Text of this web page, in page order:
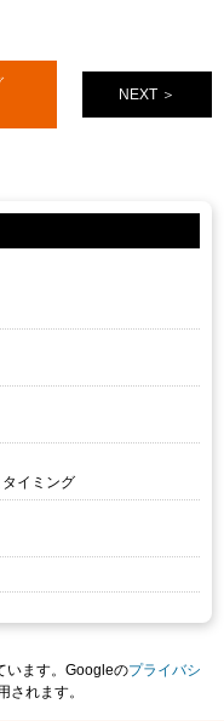
NEXT ＞
イミング
います。Googleのプライバシ
されます。